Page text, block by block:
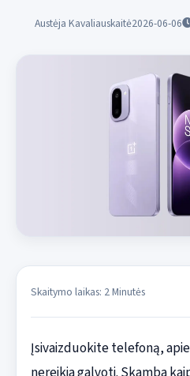
Austėja Kavaliauskaitė2026-06-06
Skaitymo laikas: 2 Minutės
Įsivaizduokite telefoną,